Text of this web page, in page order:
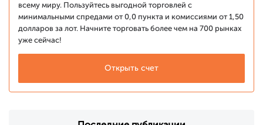
всему миру. Пользуйтесь выгодной торговлей с
минимальными спредами от 0,0 пункта и комиссиями от 1,50
долларов за лот. Начните торговать более чем на 700 рынках
уже сейчас!
Открыть счет